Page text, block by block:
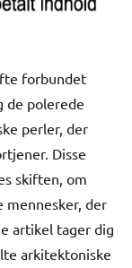
forbundet
de polerede
perler, der
Disse
skiften, om
mennesker, der
artikel tager dig
arkitektoniske